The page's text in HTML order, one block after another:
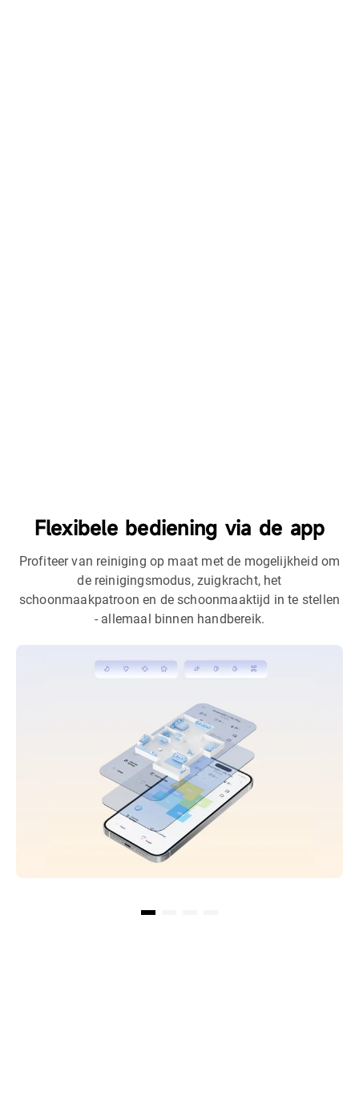
Flexibele bediening via de app
Profiteer van reiniging op maat met de mogelijkheid om
de reinigingsmodus, zuigkracht, het
schoonmaakpatroon en de schoonmaaktijd in te stellen
- allemaal binnen handbereik.